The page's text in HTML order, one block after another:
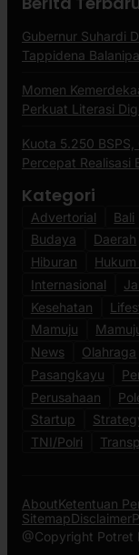
Gubernur Suhardi
Tappidena
Momen
Perkuat Literasi
Kuota 5.250
Percepat Realisasi
Kategori
Advertorial Bali
Budaya
Daerah
Hiburan
Internasional
Kesehatan
Mamuju
News
Olahraga
Pasangkayu
Perusahaan
Startup
TNI/Polri
AboutKetentuan
SitemapDisclaimer
@Copyright Potret